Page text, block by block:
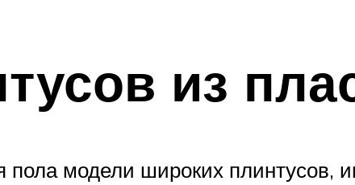
из
пола модели широких плинтусов,